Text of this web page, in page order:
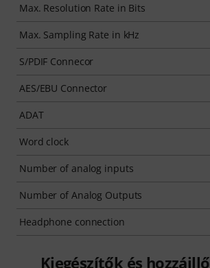
Max. Resolution Rate in Bits
Max. Sampling Rate in kHz
S/PDIF Connecor
AES/EBU Connector
ADAT
Word clock
Number of analog inputs
Number of Analog Outputs
Headphone connection
Kiegészítők és